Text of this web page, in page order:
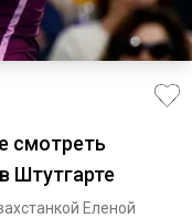
смотреть
Штутгарте
Еленой